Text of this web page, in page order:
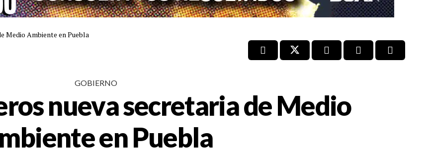
Medio Ambiente en Puebla
GOBIERNO
nueva secretaria de Medio
en Puebla